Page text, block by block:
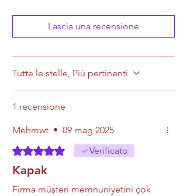
Lascia una recensione
Tutte le stelle, Più pertinenti
1 recensione
Mehmwt • 09 mag 2025
Valutazione 5 stelle su 5.
Verificato
Kapak
Firma müşteri memnuniyetini çok